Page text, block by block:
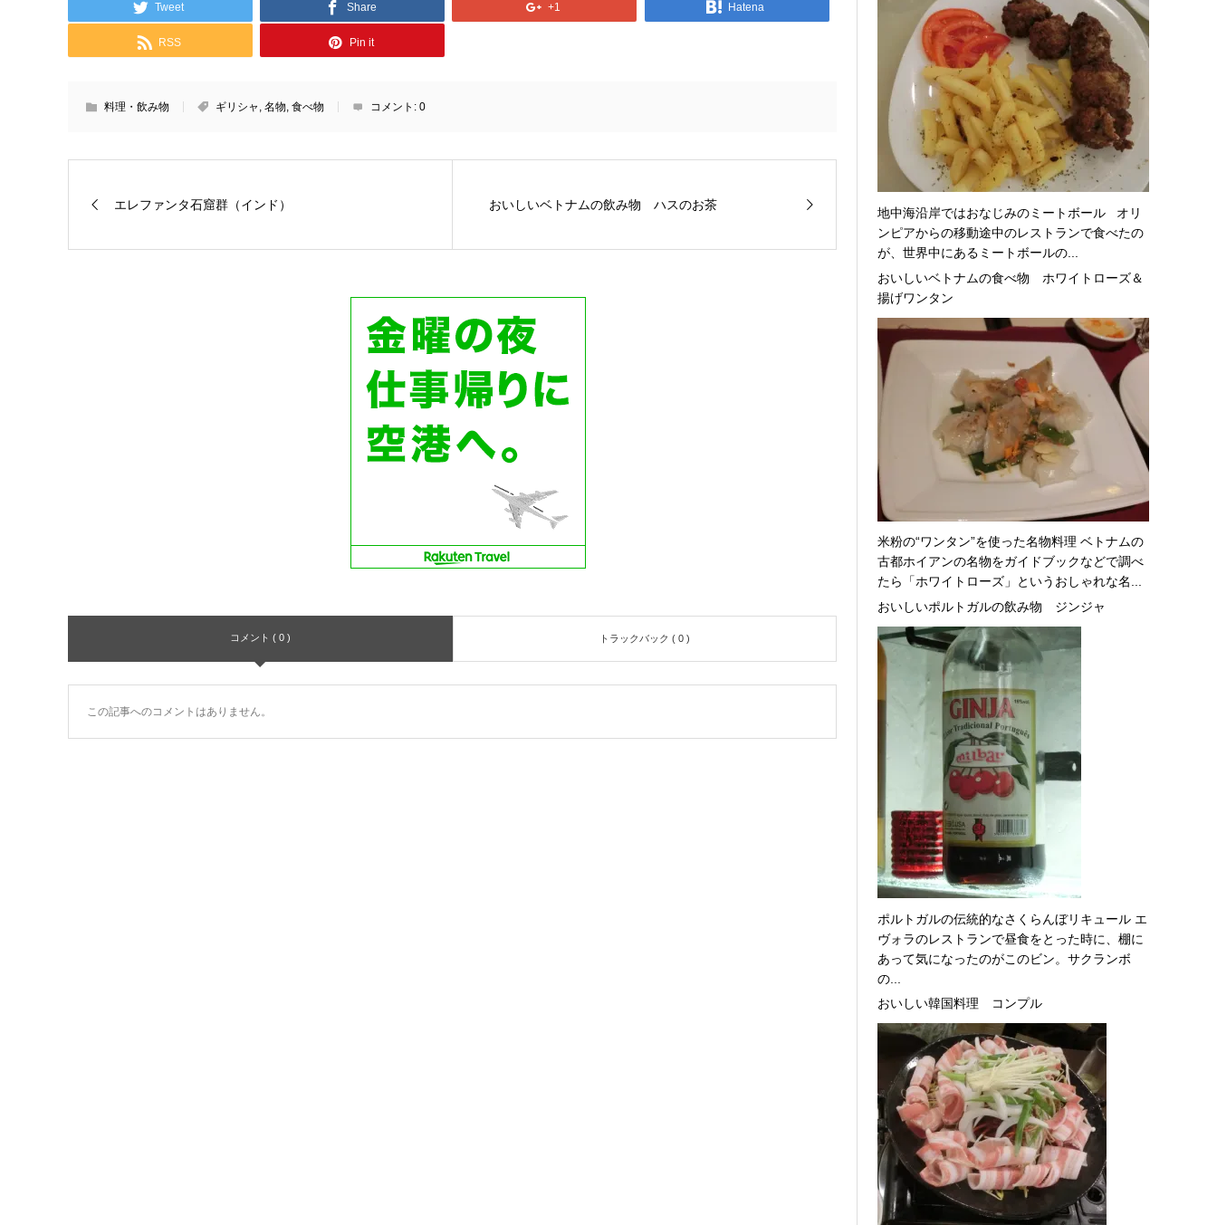
Tweet Share +1 Hatena
RSS Pin it
料理・飲み物 ギリシャ , 名物, 食べ物 コメント: 0
エレファンタ石窟群（インド） おいしいベトナムの飲み物 ハスのお茶
コメント ( 0 ) トラックバック ( 0 )
この記事へのコメントはありません。
地中海沿岸ではおなじみのミートボール オリ
ンピアからの移動途中のレストランで食べたの
が、世界中にあるミートボールの...
おいしいベトナムの食べ物 ホワイトローズ＆
揚げワンタン
米粉の“ワンタン”を使った名物料理 ベトナムの
古都ホイアンの名物をガイドブックなどで調べ
たら「ホワイトローズ」というおしゃれな名...
おいしいポルトガルの飲み物 ジンジャ
ポルトガルの伝統的なさくらんぼリキュール エ
ヴォラのレストランで昼食をとった時に、棚に
あって気になったのがこのビン。サクランボ
の...
おいしい韓国料理 コンプル